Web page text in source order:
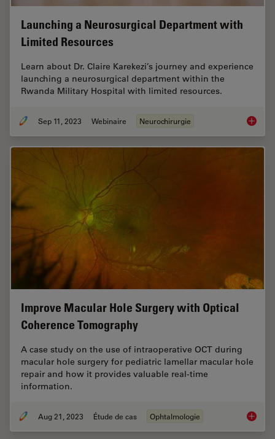
Launching a Neurosurgical Department with
Limited Resources
Learn about Dr. Claire Karekezi’s journey and experience
launching a neurosurgical department within the
Rwanda Military Hospital with limited resources.
Sep 11, 2023 Webinaire Neurochirurgie
Improve Macular Hole Surgery with Optical
Coherence Tomography
A case study on the use of intraoperative OCT during
macular hole surgery for pediatric lamellar macular hole
repair and how it provides valuable real-time
information.
Aug 21, 2023 Étude de cas Ophtalmologie